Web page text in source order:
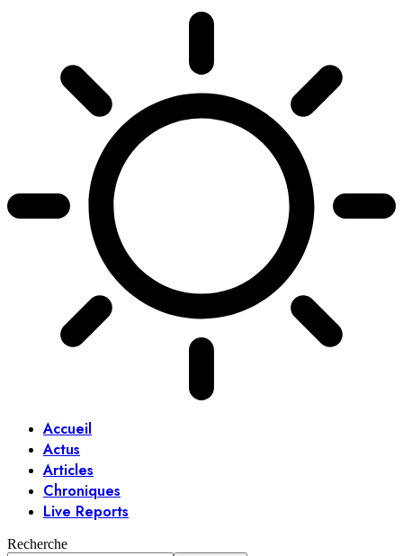
Accueil
Actus
Articles
Chroniques
Live Reports
Recherche